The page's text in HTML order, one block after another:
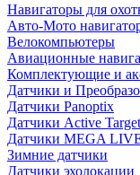
Навигаторы для
Авто-Мото
Велокомпьютеры
Авиационные
Комплектующие и
Датчики и
Датчики Panoptix
Датчики Active Target
Датчики MEGA
Зимние датчики
Датчики эхолокации